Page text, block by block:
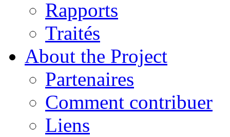
Rapports
Traités
About the Project
Partenaires
Comment contribuer
Liens